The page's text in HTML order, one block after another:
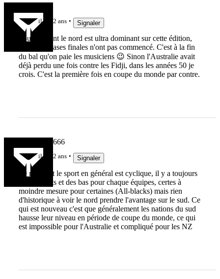
il y a 2 ans Signaler
Pour l'instant le nord est ultra dominant sur cette édition,
mais les phases finales n'ont pas commencé. C'est à la fin
du bal qu'on paie les musiciens 😉 Sinon l'Australie avait
déjà perdu une fois contre les Fidji, dans les années 50 je
crois. C'est la première fois en coupe du monde par contre.
Barbenoire666
il y a 2 ans Signaler
Le rugby et le sport en général est cyclique, il y a toujours
eu des hauts et des bas pour chaque équipes, certes à
moindre mesure pour certaines (All-blacks) mais rien
d'historique à voir le nord prendre l'avantage sur le sud. Ce
qui est nouveau c'est que généralement les nations du sud
hausse leur niveau en période de coupe du monde, ce qui
est impossible pour l'Australie et compliqué pour les NZ